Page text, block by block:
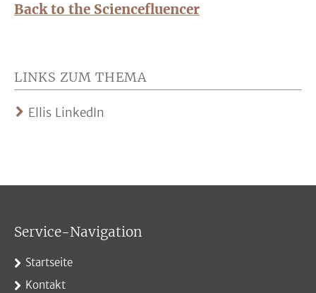
Back to the Sciencefluencer
LINKS ZUM THEMA
Ellis LinkedIn
Service-Navigation
Startseite
Kontakt